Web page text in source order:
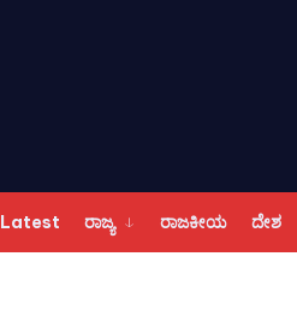
Latest ರಾಜ್ಯ ರಾಜಕೀಯ ದೇಶ